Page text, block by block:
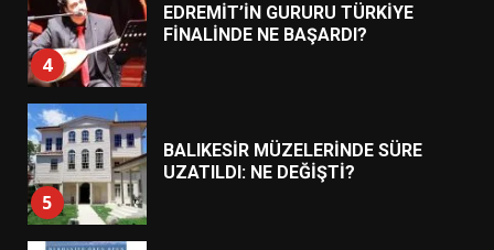
4
EDREMİT’İN GURURU TÜRKİYE
FİNALİNDE NE BAŞARDI?
5
BALIKESİR MÜZELERİNDE SÜRE
UZATILDI: NE DEĞİŞTİ?